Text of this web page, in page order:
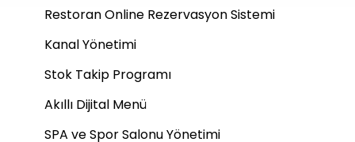
Restoran Online Rezervasyon Sistemi
Kanal Yönetimi
Stok Takip Programı
Akıllı Dijital Menü
SPA ve Spor Salonu Yönetimi